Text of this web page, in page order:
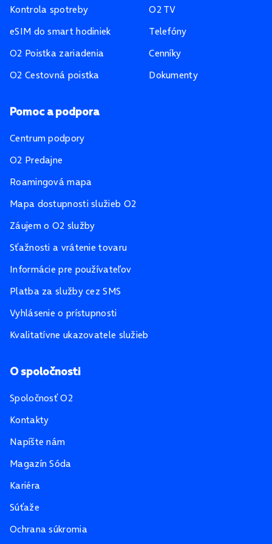
Kontrola spotreby
eSIM do smart hodiniek
O2 Poistka zariadenia
O2 Cestovná poistka
O2 TV
Telefóny
Cenníky
Dokumenty
Pomoc a podpora
Centrum podpory
O2 Predajne
Roamingová mapa
Mapa dostupnosti služieb O2
Záujem o O2 služby
Sťažnosti a vrátenie tovaru
Informácie pre používateľov
Platba za služby cez SMS
Vyhlásenie o prístupnosti
Kvalitatívne ukazovatele služieb
O spoločnosti
Spoločnosť O2
Kontakty
Napíšte nám
Magazín Sóda
Kariéra
Súťaže
Ochrana súkromia